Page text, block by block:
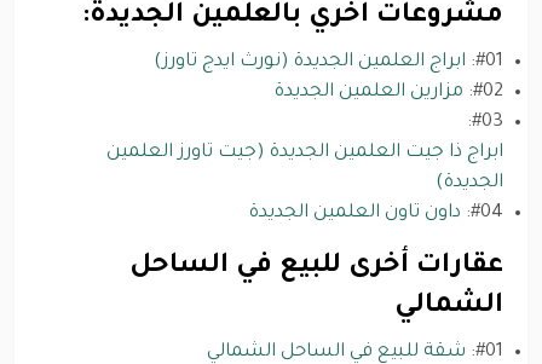
مشروعات اخري بالعلمين الجديدة:
#01: ابراج العلمين الجديدة (نورث ايدج تاورز)
#02: مزارين العلمين الجديدة
#03:
ابراج ذا جيت العلمين الجديدة (جيت تاورز العلمين
الجديدة)
#04: داون تاون العلمين الجديدة
عقارات أخرى للبيع في الساحل
الشمالي
#01: شقة للبيع في الساحل الشمالي